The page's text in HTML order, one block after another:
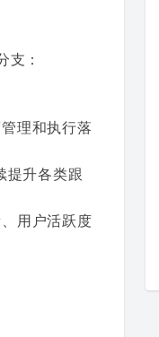
：
理和执行落
提升各类跟
用户活跃度